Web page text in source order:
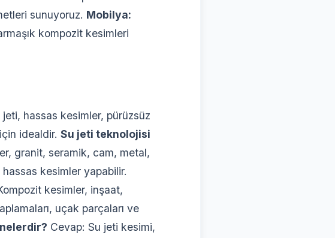
sunuyoruz. Mobilya:
kompozit kesimleri
jeti, hassas kesimler, pürüzsüz
idealdir. Su jeti teknolojisi
granit, seramik, cam, metal,
kesimler yapabilir.
kesimler, inşaat,
uçak parçaları ve
Cevap: Su jeti kesimi,